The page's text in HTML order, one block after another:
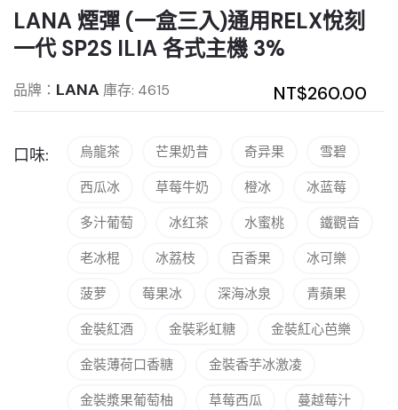
LANA 煙彈 (一盒三入)通用RELX悅刻
一代 SP2S ILIA 各式主機 3%
品牌： LANA NT$260.00
庫存: 4615
口味: 烏龍茶 芒果奶昔 奇异果
雪碧
西瓜冰
草莓牛奶 橙冰
冰蓝莓
多汁葡萄
冰红茶 水蜜桃
鐵觀音
老冰棍
冰荔枝 百香果
冰可樂
菠萝
莓果冰 深海冰泉
青蘋果
金裝紅酒
金裝彩虹糖
金裝紅心芭樂
金裝薄荷口香糖
金裝香芋冰激凌
金裝漿果葡萄柚
草莓西瓜
蔓越莓汁